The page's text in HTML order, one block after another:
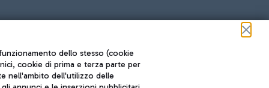
dello stesso (cookie
cookie di prima e terza parte per
nell'ambito dell'utilizzo delle